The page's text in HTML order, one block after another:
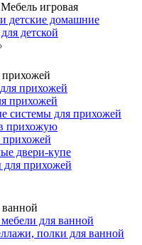
Мебель игровая
детские домашние
детской
прихожей
прихожей
системы для прихожей
прихожую
прихожей
двери-купе
для прихожей
для ванной
полки для ванной